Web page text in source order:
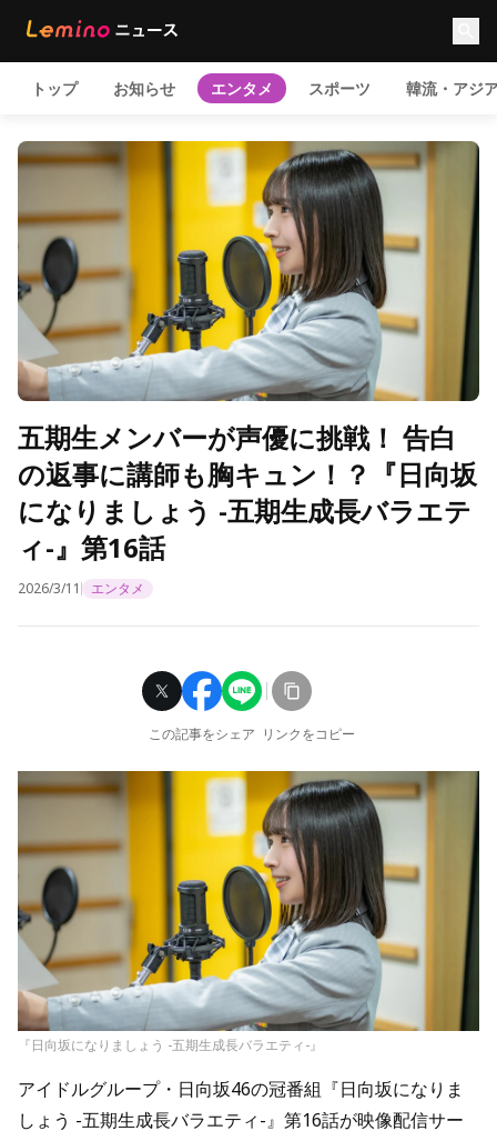
トップ お知らせ エンタメ スポーツ 韓流・アジ
五期生メンバーが声優に挑戦！ 告白
の返事に講師も胸キュン！？『日向坂
になりましょう -五期生成長バラエテ
ィ-』第16話
2026/3/11 エンタメ
この記事をシェア リンクをコピー
『日向坂になりましょう -五期生成長バラエティ-』
アイドルグループ・日向坂46の冠番組『日向坂になりま
しょう -五期生成長バラエティ-』第16話が映像配信サー